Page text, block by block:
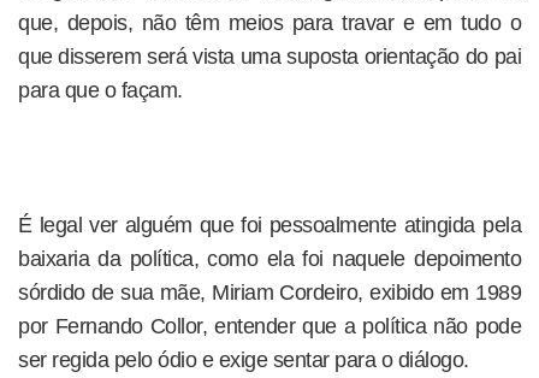
que, depois, não têm meios para travar e em tudo o
que disserem será vista uma suposta orientação do pai
para que o façam.
É legal ver alguém que foi pessoalmente atingida pela
baixaria da política, como ela foi naquele depoimento
sórdido de sua mãe, Miriam Cordeiro, exibido em 1989
por Fernando Collor, entender que a política não pode
ser regida pelo ódio e exige sentar para o diálogo.